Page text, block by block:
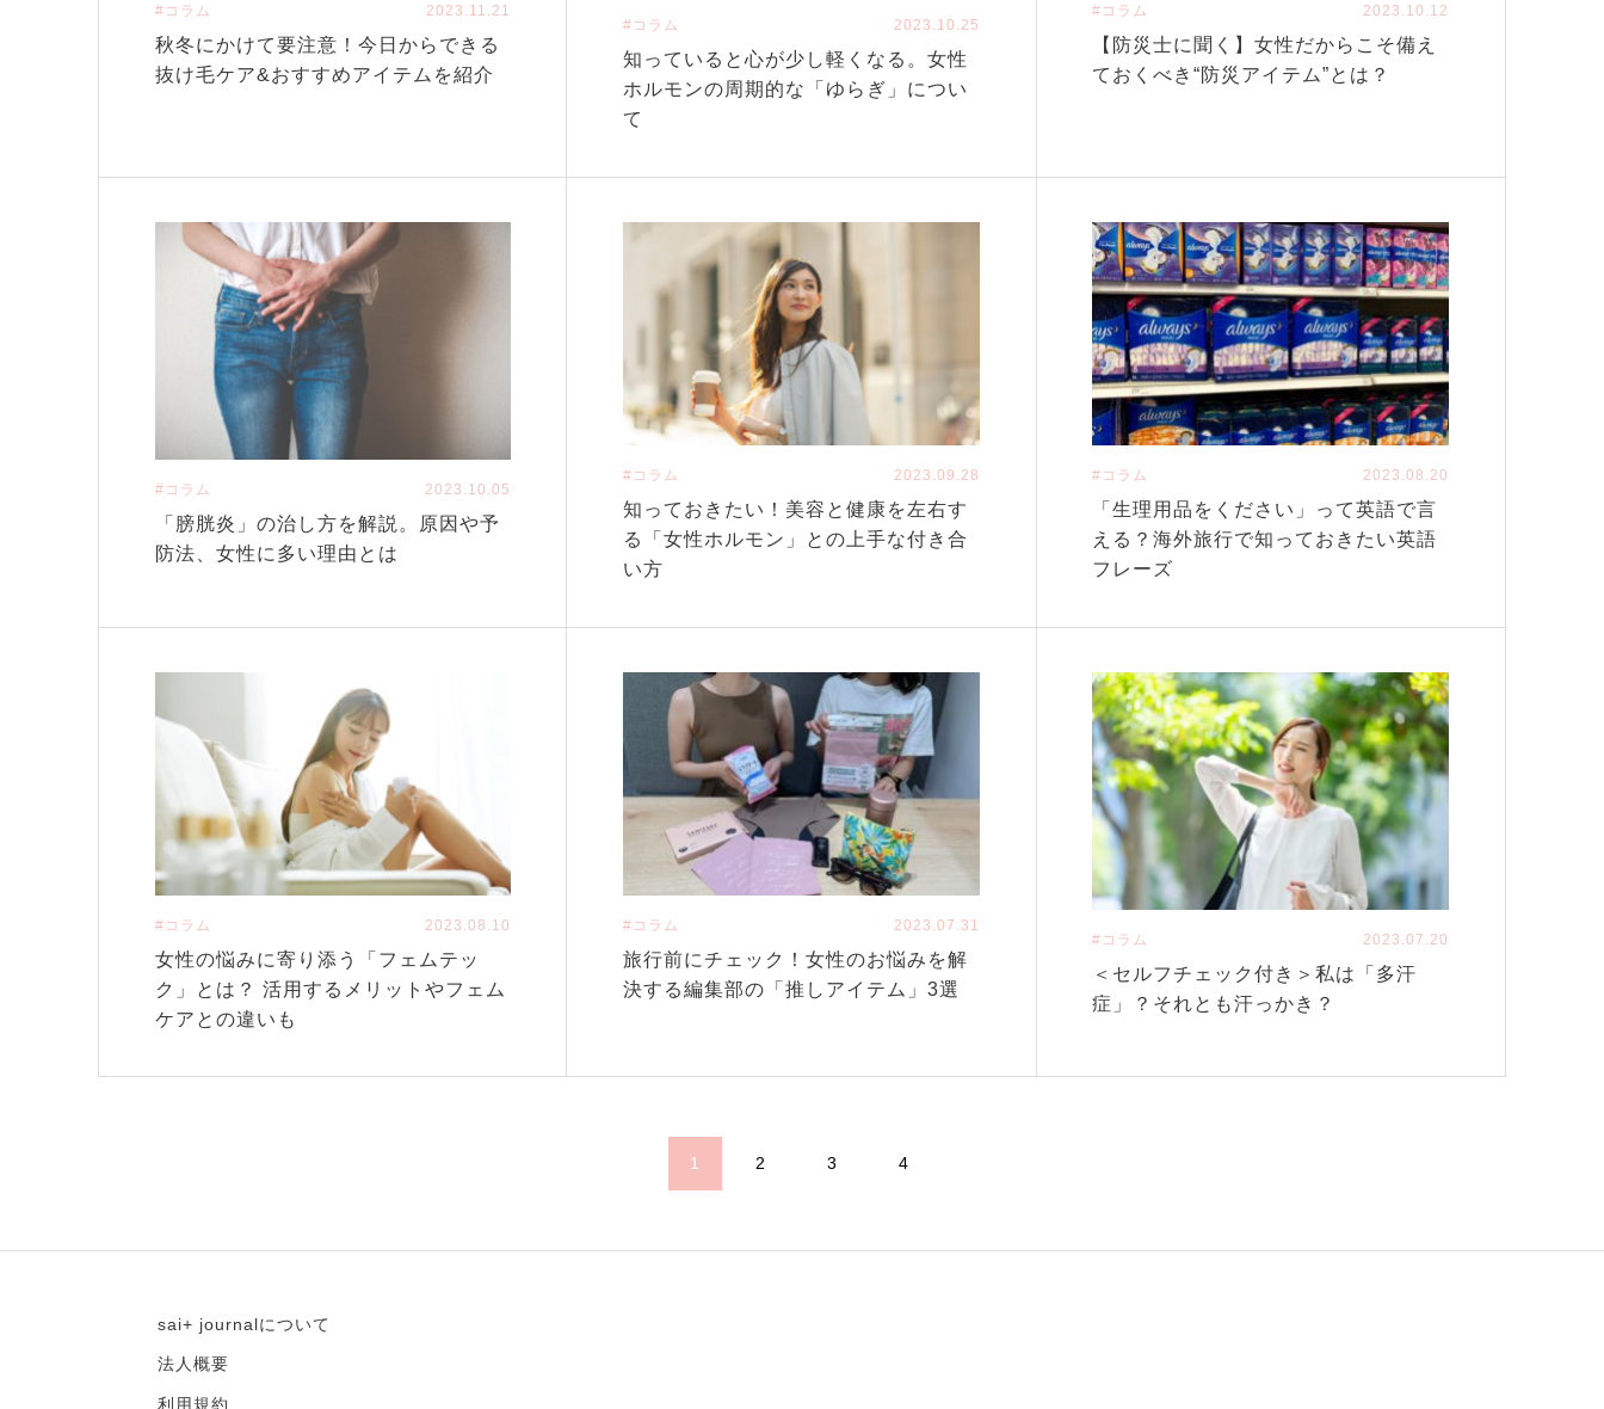
#コラム 2023.11.21
秋冬にかけて要注意！今日からできる
抜け毛ケア&おすすめアイテムを紹介
#コラム 2023.10.25
知っていると心が少し軽くなる。女性
ホルモンの周期的な「ゆらぎ」につい
て
#コラム 2023.10.12
【防災士に聞く】女性だからこそ備え
ておくべき“防災アイテム”とは？
#コラム 2023.10.05
「膀胱炎」の治し方を解説。原因や予
防法、女性に多い理由とは
#コラム 2023.09.28
知っておきたい！美容と健康を左右す
る「女性ホルモン」との上手な付き合
い方
#コラム 2023.08.20
「生理用品をください」って英語で言
える？海外旅行で知っておきたい英語
フレーズ
#コラム 2023.08.10
女性の悩みに寄り添う「フェムテッ
ク」とは？ 活用するメリットやフェム
ケアとの違いも
#コラム 2023.07.31
旅行前にチェック！女性のお悩みを解
決する編集部の「推しアイテム」3選
#コラム 2023.07.20
＜セルフチェック付き＞私は「多汗
症」？それとも汗っかき？
1 2 3 4
sai+ journalについて
法人概要
利用規約